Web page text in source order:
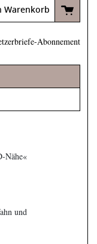
Warenkorb
Abonnement
Nähe«
und